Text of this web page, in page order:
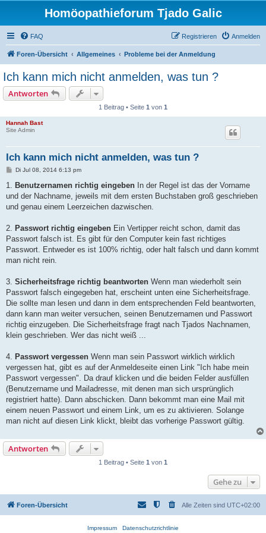
Homöopathieforum Tjado Galic
FAQ Anmelden
Registrieren
Foren-Übersicht Allgemeines Probleme bei der Anmeldung
Ich kann mich nicht anmelden, was tun ?
Antworten
1 Beitrag • Seite 1 von 1
Hannah Bast
Site Admin
Ich kann mich nicht anmelden, was tun ?
B
r
a
Di Jul 08, 2014 6:13 pm
1. Benutzernamen richtig eingeben In der Regel ist das der Vorname
und der Nachname, jeweils mit dem ersten Buchstaben groß geschrieben
und genau einem Leerzeichen dazwischen.
2. Passwort richtig eingeben Ein Vertipper reicht schon, damit das
Passwort falsch ist. Es gibt für den Computer kein fast richtiges
Passwort. Entweder es ist 100% richtig, oder halt falsch und dann kommt
man nicht rein.
3. Sicherheitsfrage richtig beantworten Wenn man wiederholt sein
Passwort falsch eingegeben hat, erscheint unten eine Sicherheitsfrage.
Die sollte man lesen und dann in dem entsprechenden Feld beantworten,
dann kann man weiter versuchen, seinen Benutzernamen und Passwort
richtig einzugeben. Die Sicherheitsfrage fragt nach Tjados Nachnamen,
klein geschrieben. Wer das nicht weiß ...
4. Passwort vergessen Wenn man sein Passwort wirklich wirklich
vergessen hat, gibt es auf der Anmeldeseite einen Link "Ich habe mein
Passwort vergessen". Da drauf klicken und die beiden Felder ausfüllen
(Benutzername und Mailadresse, mit denen man sich ursprünglich
registriert hatte). Dann abschicken. Dann bekommt man eine Mail mit
einem neuen Passwort und einem Link, um es zu aktivieren. Solange
man nicht auf diesen Link klickt, bleibt das vorherige Passwort gültig.
Antworten
1 Beitrag • Seite 1 von 1
Gehe zu
Foren-Übersicht Alle Zeiten sind UTC+02:00
Impressum Datenschutzrichtlinie